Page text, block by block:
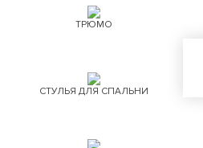
ТРЮМО
СТУЛЬЯ ДЛЯ СПАЛЬНИ